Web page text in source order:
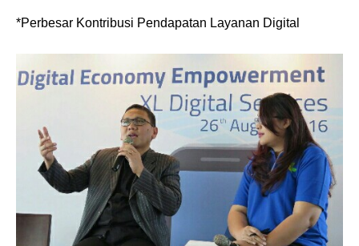
*Perbesar Kontribusi Pendapatan Layanan Digital